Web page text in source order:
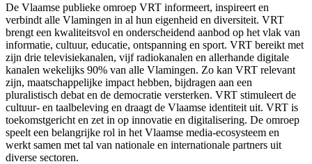
De Vlaamse publieke omroep VRT informeert, inspireert en
verbindt alle Vlamingen in al hun eigenheid en diversiteit. VRT
brengt een kwaliteitsvol en onderscheidend aanbod op het vlak van
informatie, cultuur, educatie, ontspanning en sport. VRT bereikt met
zijn drie televisiekanalen, vijf radiokanalen en allerhande digitale
kanalen wekelijks 90% van alle Vlamingen. Zo kan VRT relevant
zijn, maatschappelijke impact hebben, bijdragen aan een
pluralistisch debat en de democratie versterken. VRT stimuleert de
cultuur- en taalbeleving en draagt de Vlaamse identiteit uit. VRT is
toekomstgericht en zet in op innovatie en digitalisering. De omroep
speelt een belangrijke rol in het Vlaamse media-ecosysteem en
werkt samen met tal van nationale en internationale partners uit
diverse sectoren.